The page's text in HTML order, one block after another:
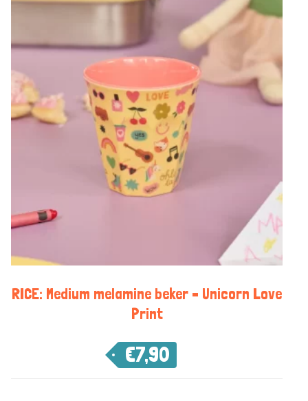
RICE: Medium melamine beker – Unicorn Love
Print
€7,90